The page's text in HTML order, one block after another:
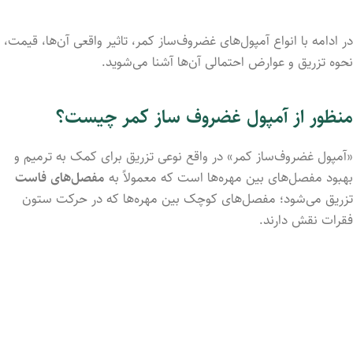
در ادامه با انواع آمپول‌های غضروف‌ساز کمر، تاثیر واقعی آن‌ها، قیمت،
نحوه تزریق و عوارض احتمالی آن‌ها آشنا می‌شوید.
منظور از آمپول غضروف‌ ساز کمر چیست؟
«آمپول غضروف‌ساز کمر» در واقع نوعی تزریق برای کمک به ترمیم و
بهبود مفصل‌های بین مهره‌ها است که معمولاً به مفصل‌های فاست
تزریق می‌شود؛ مفصل‌های کوچک بین مهره‌ها که در حرکت ستون
فقرات نقش دارند.